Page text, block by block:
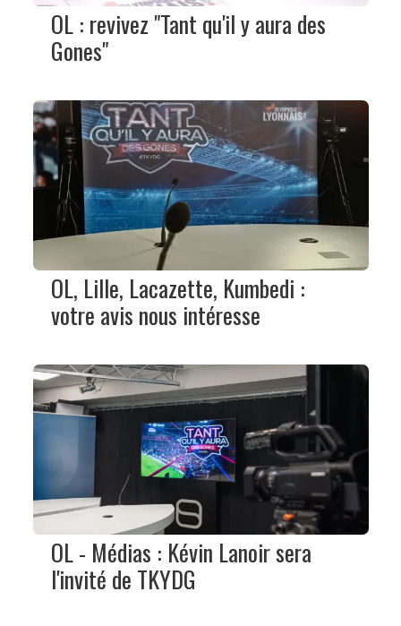
OL : revivez "Tant qu'il y aura des
Gones"
OL, Lille, Lacazette, Kumbedi :
votre avis nous intéresse
OL - Médias : Kévin Lanoir sera
l'invité de TKYDG